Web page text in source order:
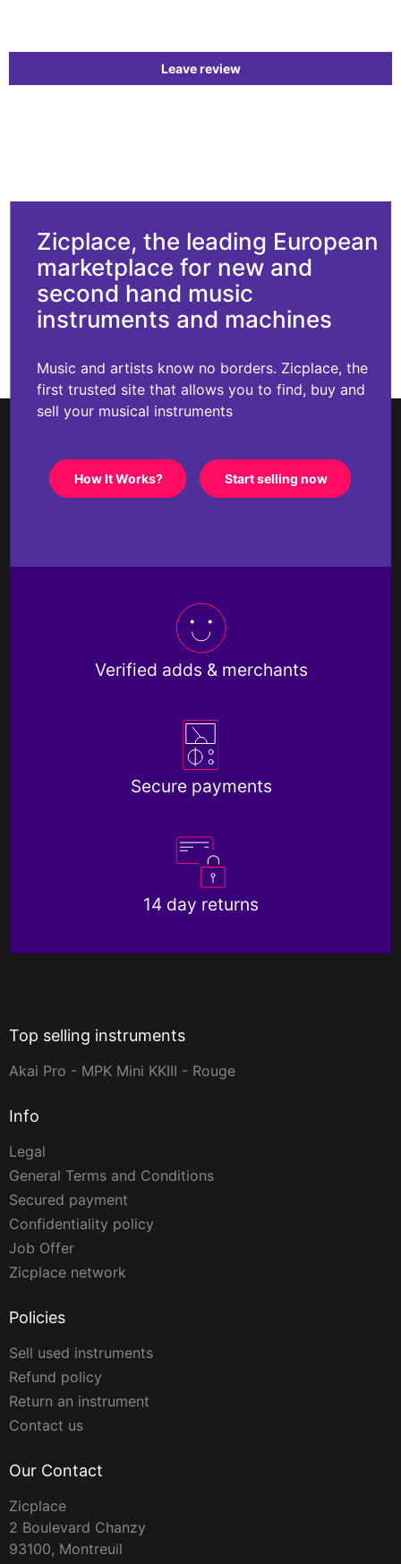
Leave review
Zicplace, the leading European
marketplace for new and
second hand music
instruments and machines
Music and artists know no borders. Zicplace, the
first trusted site that allows you to find, buy and
sell your musical instruments
How It Works? Start selling now
Verified adds & merchants
Secure payments
14 day returns
Top selling instruments
Akai Pro - MPK Mini KKIII - Rouge
Info
Legal
General Terms and Conditions
Secured payment
Confidentiality policy
Job Offer
Zicplace network
Policies
Sell used instruments
Refund policy
Return an instrument
Contact us
Our Contact
Zicplace
2 Boulevard Chanzy
93100, Montreuil